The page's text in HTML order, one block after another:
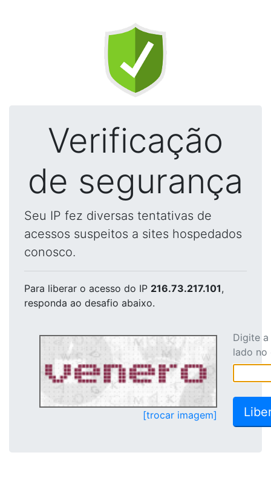
Verificação
de segurança
Seu IP fez diversas tentativas de
acessos suspeitos a sites hospedados
conosco.
Para liberar o acesso do IP 216.73.217.101,
responda ao desafio abaixo.
[trocar imagem]
Digite
lado no